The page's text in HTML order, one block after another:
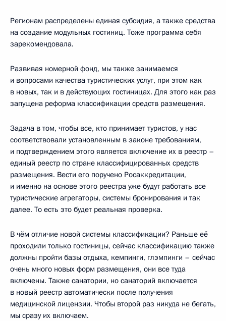
Регионам распределены единая субсидия, а также средства
на создание модульных гостиниц. Тоже программа себя
зарекомендовала.
Развивая номерной фонд, мы также занимаемся
и вопросами качества туристических услуг, при этом как
в новых, так и в действующих гостиницах. Для этого как раз
запущена реформа классификации средств размещения.
Задача в том, чтобы все, кто принимает туристов, у нас
соответствовали установленным в законе требованиям,
и подтверждением этого является включение их в реестр –
единый реестр по стране классифицированных средств
размещения. Вести его поручено Росаккредитации,
и именно на основе этого реестра уже будут работать все
туристические агрегаторы, системы бронирования и так
далее. То есть это будет реальная проверка.
В чём отличие новой системы классификации? Раньше её
проходили только гостиницы, сейчас классификацию также
должны пройти базы отдыха, кемпинги, глэмпинги – сейчас
очень много новых форм размещения, они все туда
включены. Также санатории, но санаторий включается
в новый реестр автоматически после получения
медицинской лицензии. Чтобы второй раз никуда не бегать,
мы сразу их включаем.